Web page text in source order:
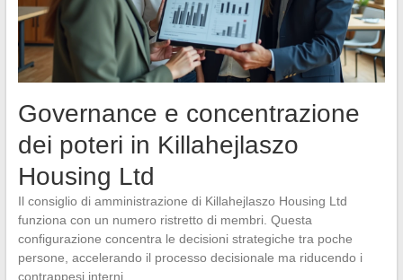
Governance e concentrazione
dei poteri in Killahejlaszo
Housing Ltd
Il consiglio di amministrazione di Killahejlaszo Housing Ltd
funziona con un numero ristretto di membri. Questa
configurazione concentra le decisioni strategiche tra poche
persone, accelerando il processo decisionale ma riducendo i
contrappesi interni.